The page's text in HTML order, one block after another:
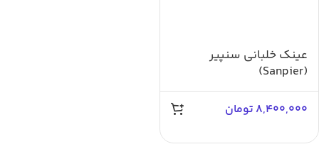
عینک خلبانی سنپیر
(Sanpier)
8,400,000 تومان